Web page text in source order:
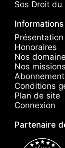
Sos Droit du
Honoraires
Nos
Nos
Conditions
Plan de site
Connexion
Partenaire